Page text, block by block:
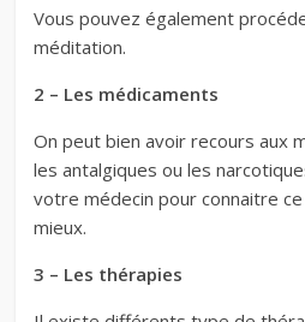
Vous pouvez également
méditation.
2 – Les médicaments
On peut bien avoir recours aux
les antalgiques ou les
votre médecin pour connaitre
mieux.
3 – Les thérapies